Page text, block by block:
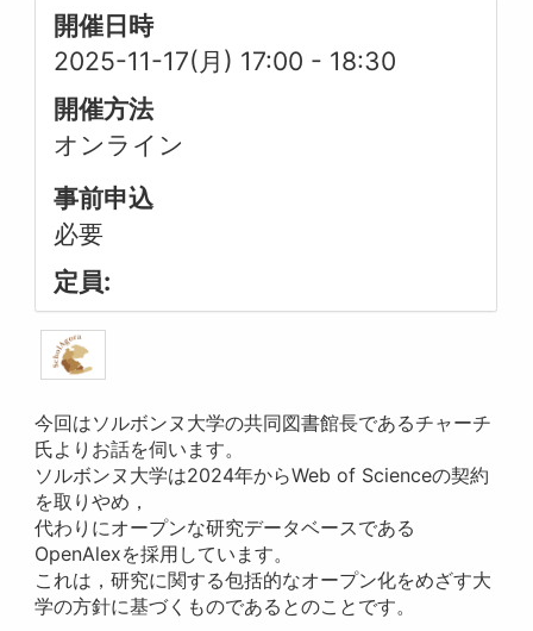
開催日時
2025-11-17(月) 17:00 - 18:30
開催方法
オンライン
事前申込
必要
定員:
今回はソルボンヌ大学の共同図書館長であるチャーチ
氏よりお話を伺います。
ソルボンヌ大学は2024年からWeb of Scienceの契約
を取りやめ，
代わりにオープンな研究データベースである
OpenAlexを採用しています。
これは，研究に関する包括的なオープン化をめざす大
学の方針に基づくものであるとのことです。